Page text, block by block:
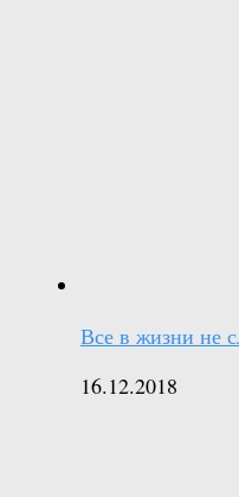
Все в жизни не
16.12.2018